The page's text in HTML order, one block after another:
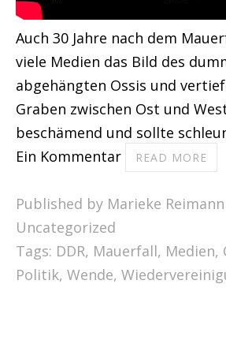
Auch 30 Jahre nach dem
viele Medien das Bild des
abgehängten Ossis und
Graben zwischen Ost und
beschämend und sollte
Ein Kommentar
READ MORE
Published by Marieke
Uncategorized
Tags: DDR, Mauerfall, Medien,
Politik, Wende,